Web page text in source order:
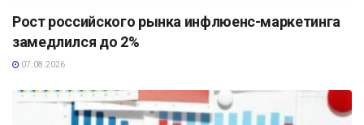
Рост российского рынка инфлюенс-маркетинга
замедлился до 2%
07.08.2026